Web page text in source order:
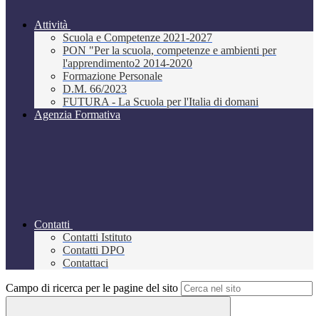
Attività
Scuola e Competenze 2021-2027
PON "Per la scuola, competenze e ambienti per
l'apprendimento2 2014-2020
Formazione Personale
D.M. 66/2023
FUTURA - La Scuola per l'Italia di domani
Agenzia Formativa
Contatti
Contatti Istituto
Contatti DPO
Contattaci
Campo di ricerca per le pagine del sito